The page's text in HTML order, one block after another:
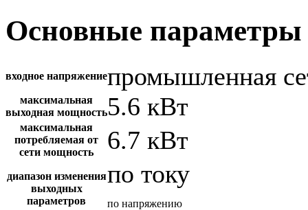
Основные параметры
входное напряжениепромышленная
максимальная
выходная мощность5.6 кВт
максимальная
потребляемая от
сети мощность
6.7 кВт
диапазон изменения
выходных
параметров
по току
по напряжению